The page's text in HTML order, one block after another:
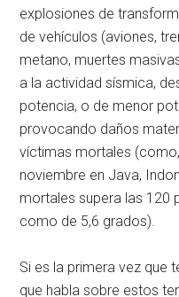
explosiones de
de vehículos (aviones,
metano, muertes
a la actividad sísmica,
potencia, o de menor
provocando daños
víctimas mortales
noviembre en Java,
mortales supera las 120
como de 5,6 grados).
Si es la primera vez que
que habla sobre estos